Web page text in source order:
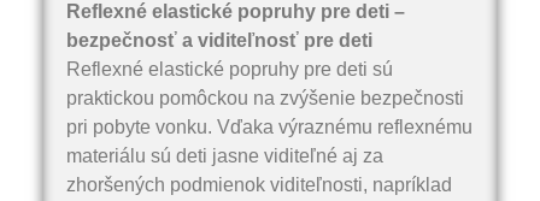
Reflexné elastické popruhy pre deti –
bezpečnosť a viditeľnosť pre deti
Reflexné elastické popruhy pre deti sú
praktickou pomôckou na zvýšenie bezpečnosti
pri pobyte vonku. Vďaka výraznému reflexnému
materiálu sú deti jasne viditeľné aj za
zhoršených podmienok viditeľnosti, napríklad